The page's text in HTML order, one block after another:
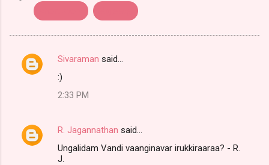
C
e
Sivaraman said…
:)
2:33 PM
R. Jagannathan said…
Ungalidam Vandi vaanginavar irukkiraaraa? - R.
J.